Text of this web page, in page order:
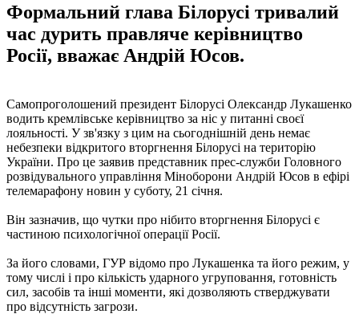
Формальний глава Білорусі тривалий
час дурить правляче керівництво
Росії, вважає Андрій Юсов.
Самопроголошений президент Білорусі Олександр Лукашенко
водить кремлівське керівництво за ніс у питанні своєї
лояльності. У зв'язку з цим на сьогоднішній день немає
небезпеки відкритого вторгнення Білорусі на територію
України. Про це заявив представник прес-служби Головного
розвідувального управління Міноборони Андрій Юсов в ефірі
телемарафону новин у суботу, 21 січня.
Він зазначив, що чутки про нібито вторгнення Білорусі є
частиною психологічної операції Росії.
За його словами, ГУР відомо про Лукашенка та його режим, у
тому числі і про кількість ударного угруповання, готовність
сил, засобів та інші моменти, які дозволяють стверджувати
про відсутність загрози.